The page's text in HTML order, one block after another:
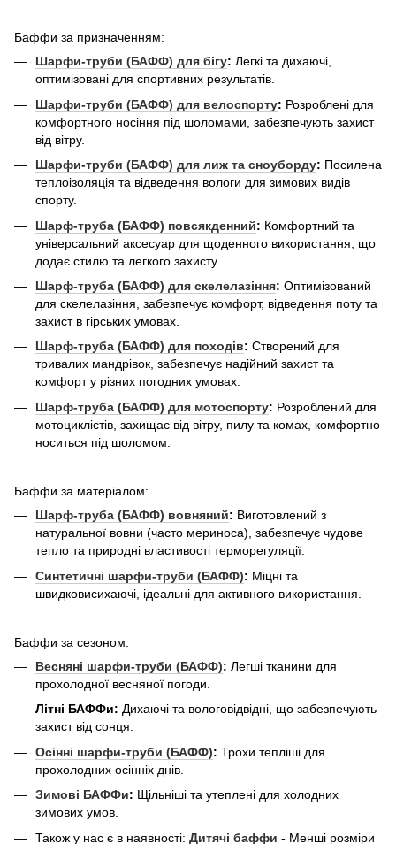
Баффи за призначенням:
Шарфи-труби (БАФФ) для бігу: Легкі та дихаючі,
оптимізовані для спортивних результатів.
Шарфи-труби (БАФФ) для велоспорту: Розроблені для
комфортного носіння під шоломами, забезпечують захист
від вітру.
Шарфи-труби (БАФФ) для лиж та сноуборду: Посилена
теплоізоляція та відведення вологи для зимових видів
спорту.
Шарф-труба (БАФФ) повсякденний: Комфортний та
універсальний аксесуар для щоденного використання, що
додає стилю та легкого захисту.
Шарф-труба (БАФФ) для скелелазіння: Оптимізований
для скелелазіння, забезпечує комфорт, відведення поту та
захист в гірських умовах.
Шарф-труба (БАФФ) для походів: Створений для
тривалих мандрівок, забезпечує надійний захист та
комфорт у різних погодних умовах.
Шарф-труба (БАФФ) для мотоспорту: Розроблений для
мотоциклістів, захищає від вітру, пилу та комах, комфортно
носиться під шоломом.
Баффи за матеріалом:
Шарф-труба (БАФФ) вовняний: Виготовлений з
натуральної вовни (часто мериноса), забезпечує чудове
тепло та природні властивості терморегуляції.
Синтетичні шарфи-труби (БАФФ): Міцні та
швидковисихаючі, ідеальні для активного використання.
Баффи за сезоном:
Весняні шарфи-труби (БАФФ): Легші тканини для
прохолодної весняної погоди.
Літні БАФФи: Дихаючі та вологовідвідні, що забезпечують
захист від сонця.
Осінні шарфи-труби (БАФФ): Трохи тепліші для
прохолодних осінніх днів.
Зимові БАФФи: Щільніші та утеплені для холодних
зимових умов.
Також у нас є в наявності: Дитячі баффи - Менші розміри